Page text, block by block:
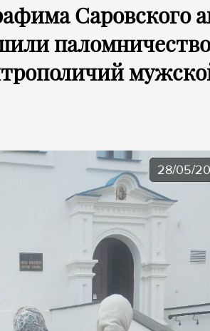
Саровского
28/05/